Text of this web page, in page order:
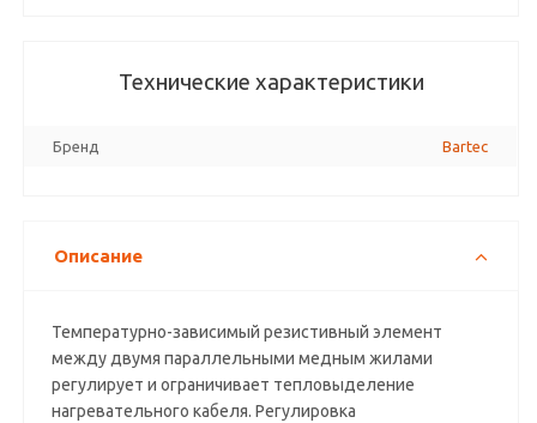
Технические характеристики
Бренд Bartec
Описание
Температурно-зависимый резистивный элемент
между двумя параллельными медным жилами
регулирует и ограничивает тепловыделение
нагревательного кабеля. Регулировка